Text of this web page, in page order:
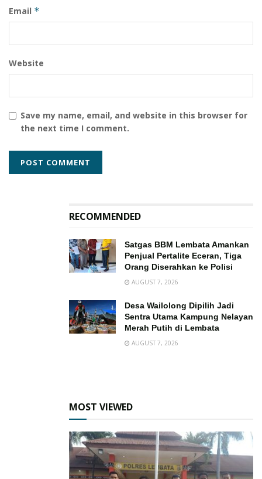
Email *
Website
Save my name, email, and website in this browser for
the next time I comment.
RECOMMENDED
Satgas BBM Lembata Amankan
Penjual Pertalite Eceran, Tiga
Orang Diserahkan ke Polisi
AUGUST 7, 2026
Desa Wailolong Dipilih Jadi
Sentra Utama Kampung Nelayan
Merah Putih di Lembata
AUGUST 7, 2026
MOST VIEWED